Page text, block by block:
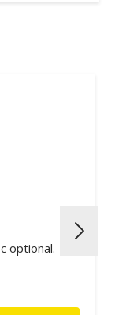
optional.